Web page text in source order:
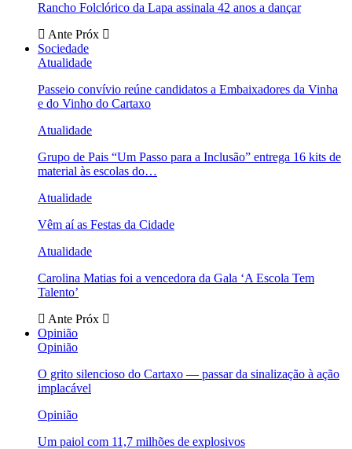
Rancho Folclórico da Lapa assinala 42 anos a dançar
Ante Próx
Sociedade
Atualidade
Passeio convívio reúne candidatos a Embaixadores da Vinha
e do Vinho do Cartaxo
Atualidade
Grupo de Pais “Um Passo para a Inclusão” entrega 16 kits de
material às escolas do…
Atualidade
Vêm aí as Festas da Cidade
Atualidade
Carolina Matias foi a vencedora da Gala ‘A Escola Tem
Talento’
Ante Próx
Opinião
Opinião
O grito silencioso do Cartaxo — passar da sinalização à ação
implacável
Opinião
Um paiol com 11,7 milhões de explosivos